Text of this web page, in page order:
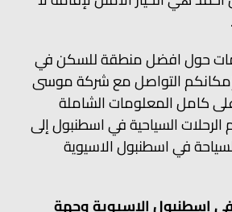
حول افضل منطقة للسكن في
التواصل مع شركة موسى
كامل المعلومات الشاملة
السياحية في اسطنبول إلى
في اسطنبول الاسيوية
اسطنبول الاسيوية وجهة